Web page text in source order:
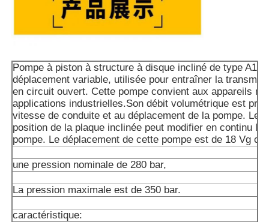
Pompe à piston à structure à disque incliné de type
déplacement variable, utilisée pour entraîner la
en circuit ouvert. Cette pompe convient aux appareils
applications industrielles.Son débit volumétrique est
vitesse de conduite et au déplacement de la pompe. Le
position de la plaque inclinée peut modifier en continu le
pompe. Le déplacement de cette pompe est de 18 Vg
une pression nominale de 280 bar,
La pression maximale est de 350 bar.
caractéristique: